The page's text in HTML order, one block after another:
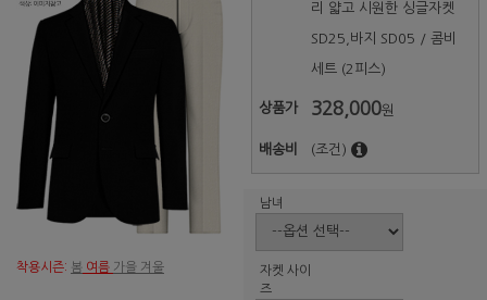
착용시즌: 봄 여름 가을 겨울
리 얇고 시원한 싱글자켓
SD25,바지 SD05 / 콤비
세트 (2피스)
상품가 328,000원
배송비 (조건)
남녀
자켓 사이
즈